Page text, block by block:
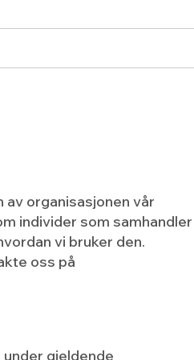
organisasjonen vår
individer som samhandler
vi bruker den.
oss på
gjeldende